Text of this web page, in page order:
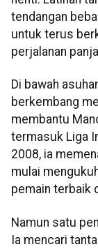
tendangan
untuk terus
perjalanan
Di bawah
berkembang
membantu
termasuk Liga
2008, ia
mulai
pemain terbaik
Namun satu
Ia mencari